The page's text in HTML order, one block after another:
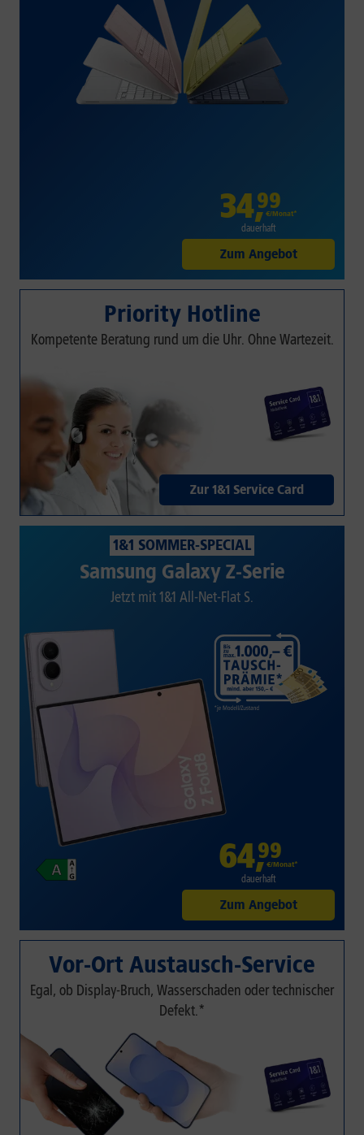
34,99
€/Monat*
dauerhaft
Zum Angebot
Priority Hotline
Kompetente Beratung rund um die Uhr. Ohne Wartezeit.
Zur 1&1 Service Card
1&1 SOMMER-SPECIAL
Samsung Galaxy Z-Serie
Jetzt mit 1&1 All-Net-Flat S.
64,99
€/Monat*
dauerhaft
Zum Angebot
Vor-Ort Austausch-Service
Egal, ob Display-Bruch, Wasserschaden oder technischer
Defekt.*